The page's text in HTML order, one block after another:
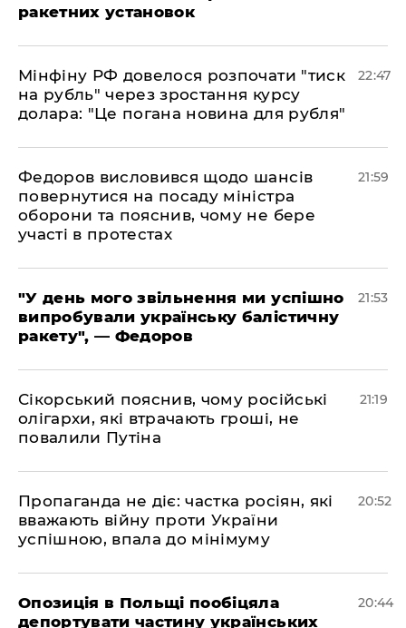
ракетних установок
​Мінфіну РФ довелося розпочати "тиск
на рубль" через зростання курсу
долара: "Це погана новина для рубля"
22:47
​Федоров висловився щодо шансів
повернутися на посаду міністра
оборони та пояснив, чому не бере
участі в протестах
21:59
​"У день мого звільнення ми успішно
випробували українську балістичну
ракету", — Федоров
21:53
​Сікорський пояснив, чому російські
олігархи, які втрачають гроші, не
повалили Путіна
21:19
​Пропаганда не діє: частка росіян, які
вважають війну проти України
успішною, впала до мінімуму
20:52
​Опозиція в Польщі пообіцяла
депортувати частину українських
20:44